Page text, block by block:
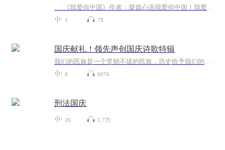
《我爱你中国》作者：凝嫣心语我爱你中国！我爱你春天蓬勃的秧苗；我爱你秋日金黄的硕果。我爱你中国！我爱你青松气质，我爱你红梅品格！我爱你家乡的甜蔗好像乳汁滋润着我的心窝。我爱你中国，我要把最美的歌儿献给你，我的母亲我的祖国。我爱你中国，我爱...
1 78
国庆献礼！领先声创国庆诗歌特辑
我们的民族是一个坚韧不拔的民族，历史给予我们的苦难都变成了闪着金光的勋章！我们的国家是一个龙腾虎跃的国家，那条巨龙正以不可阻挡之势崛起于神奇的东方！------------------------------------------------值此祖国70周年华诞之际，领先声创以诗歌向祖国献礼！用我们的声音、用我们的热血、用我们的灵魂诵读经典爱国篇章，歌颂我们的祖国！永远繁荣富强！
8 6076
刑法国庆
26 1.7万